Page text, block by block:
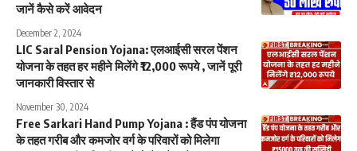
जानें कैसे करें आवेदन
December 2, 2024
LIC Saral Pension Yojana: एलआईसी सरल पेंशन
योजना के तहत हर महीने मिलेंगे ₹12,000 रूपये , जानें पूरी
जानकारी विस्तार से
November 30, 2024
Free Sarkari Hand Pump Yojana : हैंड पंप योजना
के तहत गरीब और कमजोर वर्ग के परिवारों को मिलेगा